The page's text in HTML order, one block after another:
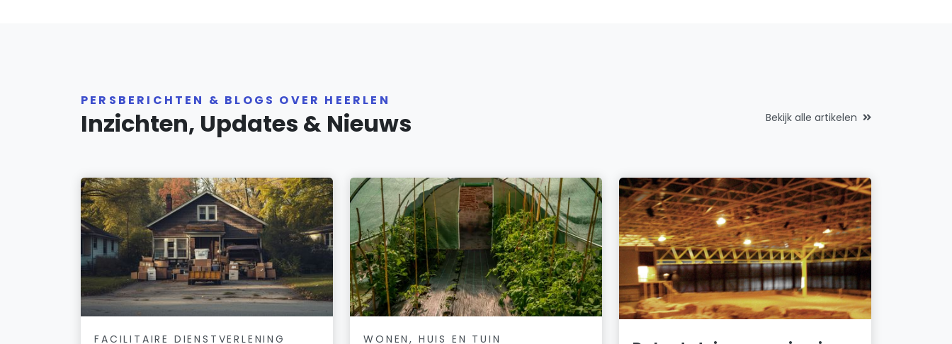
PERSBERICHTEN & BLOGS OVER HEERLEN
Inzichten, Updates & Nieuws Bekijk alle artikelen
FACILITAIRE DIENSTVERLENING WONEN, HUIS EN TUIN